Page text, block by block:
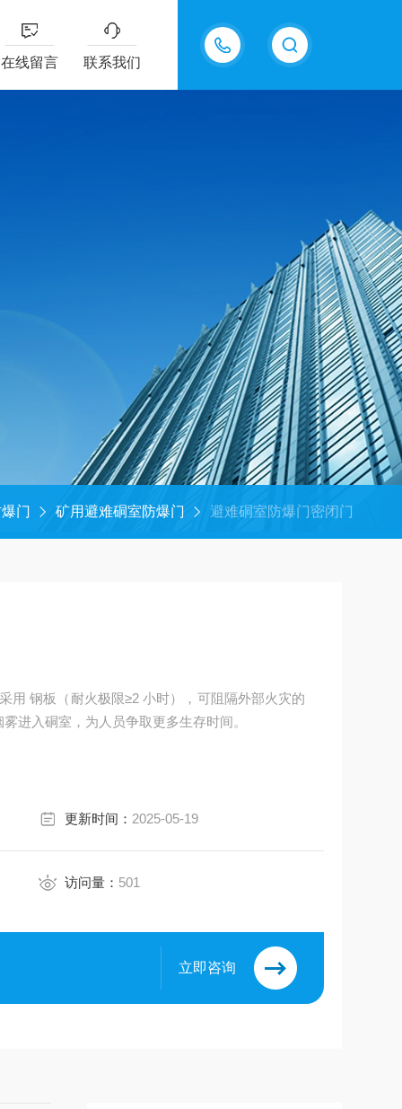
18605483306
在线留言 联系我们
门 矿用避难硐室防爆门 避难硐室防爆门密闭门
用 钢板（耐火极限≥2 小时），可阻隔外部火灾的
进入硐室，为人员争取更多生存时间。
更新时间： 2025-05-19
访问量： 501
立即咨询